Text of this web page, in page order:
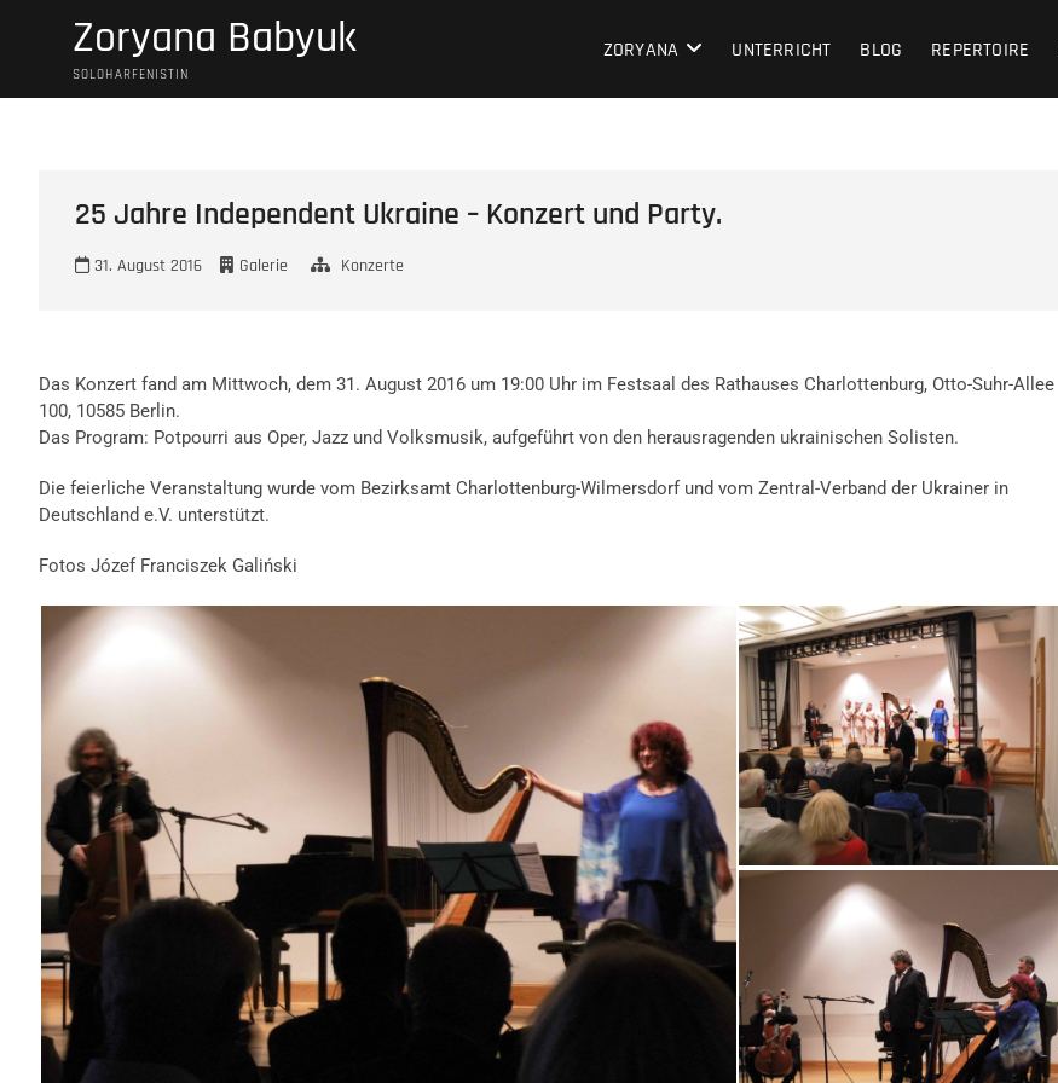
Zoryana Babyuk
SOLOHARFENISTIN
ZORYANA UNTERRICHT BLOG REPERTOIRE
25 Jahre Independent Ukraine – Konzert und Party.
31. August 2016 Galerie Konzerte
Das Konzert fand am Mittwoch, dem 31. August 2016 um 19:00 Uhr im Festsaal des Rathauses Charlottenburg, Otto-Suhr-Allee
100, 10585 Berlin.
Das Program: Potpourri aus Oper, Jazz und Volksmusik, aufgeführt von den herausragenden ukrainischen Solisten.
Die feierliche Veranstaltung wurde vom Bezirksamt Charlottenburg-Wilmersdorfund vom Zentral-Verband der Ukrainer in
Deutschland e.V. unterstützt.
Fotos Józef Franciszek Galiński